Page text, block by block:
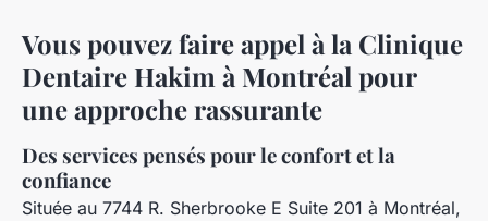
Vous pouvez faire appel à la Clinique
Dentaire Hakim à Montréal pour
une approche rassurante
Des services pensés pour le confort et la
confiance
Située au 7744 R. Sherbrooke E Suite 201 à Montréal,